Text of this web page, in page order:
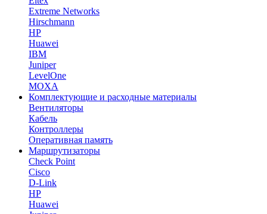
Extreme Networks
Hirschmann
HP
Huawei
IBM
Juniper
LevelOne
MOXA
Комплектующие и расходные материалы
Вентиляторы
Кабель
Контроллеры
Оперативная память
Маршрутизаторы
Check Point
Cisco
D-Link
HP
Huawei